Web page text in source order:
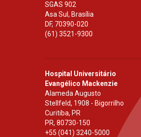
SGAS 902
Asa Sul, Brasília
DF, 70390-020
(61) 3521-9300
Hospital Universitário
Evangélico Mackenzie
Alameda Augusto
Stellfeld, 1908 - Bigorrilho
Curitiba, PR
PR, 80730-150
+55 (041) 3240-5000